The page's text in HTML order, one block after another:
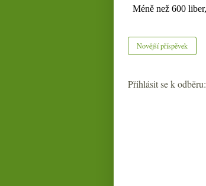
Novější příspěvek
Přihlásit se k odběru: